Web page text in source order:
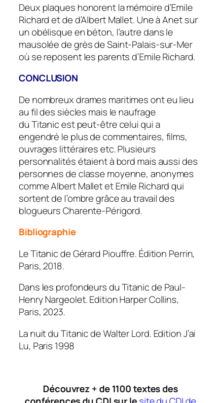
Deux plaques honorent la mémoire d’Emile
Richard et de d’Albert Mallet. Une à Anet sur
un obélisque en béton, l’autre dans le
mausolée de grès de Saint-Palais-sur-Mer
où se reposent les parents d’Emile Richard.
CONCLUSION
De nombreux drames maritimes ont eu lieu
au fil des siècles mais le naufrage
duTitanicest peut-être celui qui a
engendré le plus de commentaires, films,
ouvrages littéraires etc. Plusieurs
personnalités étaient à bord mais aussi des
personnes de classe moyenne, anonymes
comme Albert Mallet et Emile Richard qui
sortent de l’ombre grâce au travail des
blogueurs Charente-Périgord.
Bibliographie
Le Titanicde Gérard Piouffre. Édition Perrin,
Paris, 2018.
Dans les profondeurs du Titanicde Paul-
Henry Nargeolet. Edition Harper Collins,
Paris, 2023.
La nuit du Titanicde Walter Lord. Edition J’ai
Lu, Paris 1998
Découvrez + de 1100 textes des